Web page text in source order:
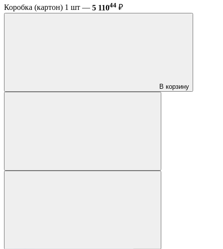
Коробка (картон) 1 шт — 5 11044 ₽
В корзину